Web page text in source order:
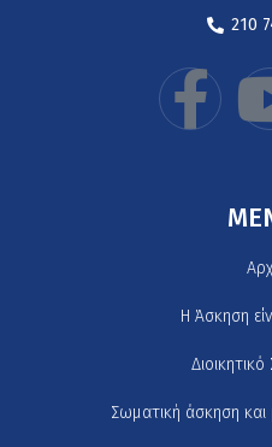
210
H Άσκηση
Σωματική άσκηση και